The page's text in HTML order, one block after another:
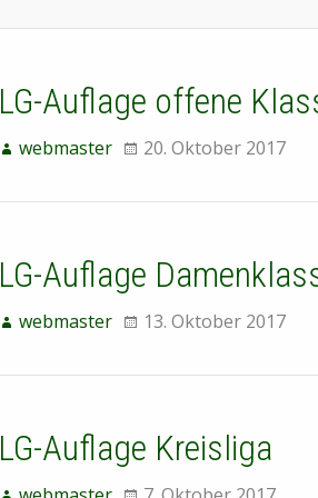
LG-Auflage offene
webmaster 20. Oktober 2017
LG-Auflage
webmaster 13. Oktober 2017
LG-Auflage Kreisliga